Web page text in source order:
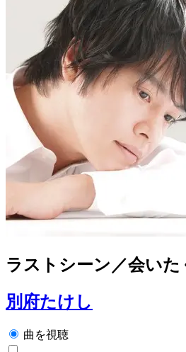
ラストシーン／会い
別府たけし
曲を視聴